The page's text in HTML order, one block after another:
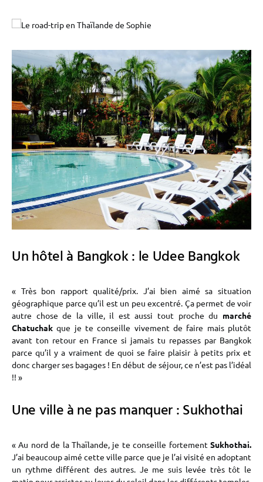
Un hôtel à Bangkok : le Udee Bangkok
« Très bon rapport qualité/prix. J’ai bien aimé sa situation
géographique parce qu’il est un peu excentré. Ça permet de voir
autre chose de la ville, il est aussi tout proche du marché
Chatuchak que je te conseille vivement de faire mais plutôt
avant ton retour en France si jamais tu repasses par Bangkok
parce qu’il y a vraiment de quoi se faire plaisir à petits prix et
donc charger ses bagages ! En début de séjour, ce n’est pas l’idéal
!! »
Une ville à ne pas manquer : Sukhothai
« Au nord de la Thaïlande, je te conseille fortement Sukhothai.
J’ai beaucoup aimé cette ville parce que je l’ai visité en adoptant
un rythme différent des autres. Je me suis levée très tôt le